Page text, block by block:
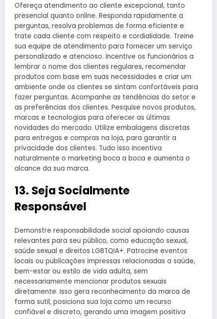
Ofereça atendimento ao cliente excepcional, tanto
presencial quanto online. Responda rapidamente a
perguntas, resolva problemas de forma eficiente e
trate cada cliente com respeito e cordialidade. Treine
sua equipe de atendimento para fornecer um serviço
personalizado e atencioso. Incentive os funcionários a
lembrar o nome dos clientes regulares, recomendar
produtos com base em suas necessidades e criar um
ambiente onde os clientes se sintam confortáveis para
fazer perguntas. Acompanhe as tendências do setor e
as preferências dos clientes. Pesquise novos produtos,
marcas e tecnologias para oferecer as últimas
novidades do mercado. Utilize embalagens discretas
para entregas e compras na loja, para garantir a
privacidade dos clientes. Tudo isso incentiva
naturalmente o marketing boca a boca e aumenta o
alcance da sua marca.
13. Seja Socialmente
Responsável
Demonstre responsabilidade social apoiando causas
relevantes para seu público, como educação sexual,
saúde sexual e direitos LGBTQIA+. Patrocine eventos
locais ou publicações impressas relacionadas a saúde,
bem-estar ou estilo de vida adulta, sem
necessariamente mencionar produtos sexuais
diretamente. Isso gera reconhecimento da marca de
forma sutil, posiciona sua loja como um recurso
confiável e discreto, gerando uma imagem positiva